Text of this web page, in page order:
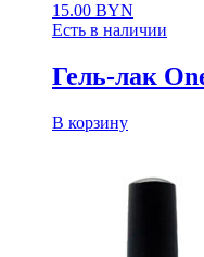
15.00 BYN
Есть в наличии
Гель-лак
В корзину